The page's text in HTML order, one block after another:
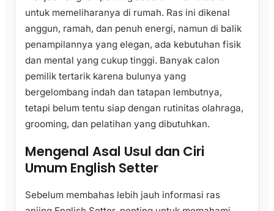
untuk memeliharanya di rumah. Ras ini dikenal
anggun, ramah, dan penuh energi, namun di balik
penampilannya yang elegan, ada kebutuhan fisik
dan mental yang cukup tinggi. Banyak calon
pemilik tertarik karena bulunya yang
bergelombang indah dan tatapan lembutnya,
tetapi belum tentu siap dengan rutinitas olahraga,
grooming, dan pelatihan yang dibutuhkan.
Mengenal Asal Usul dan Ciri
Umum English Setter
Sebelum membahas lebih jauh informasi ras